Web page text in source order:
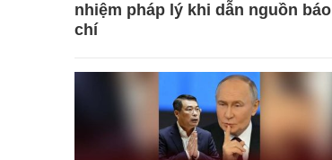
nhiệm pháp lý khi dẫn nguồn báo
chí